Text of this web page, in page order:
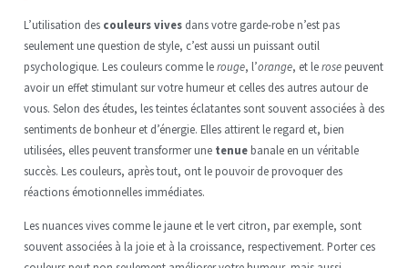
L’utilisation des couleurs vivesdans votre garde-robe n’est pas
seulement une question de style, c’est aussi un puissant outil
psychologique. Les couleurs comme lerouge, l’orange, et lerosepeuvent
avoir un effet stimulant sur votre humeur et celles des autres autour de
vous. Selon des études, les teintes éclatantes sont souvent associées à des
sentiments de bonheur et d’énergie. Elles attirent le regard et, bien
utilisées, elles peuvent transformer une tenuebanale en un véritable
succès. Les couleurs, après tout, ont le pouvoir de provoquer des
réactions émotionnelles immédiates.
Les nuances vives comme le jaune et le vert citron, par exemple, sont
souvent associées à la joie et à la croissance, respectivement. Porter ces